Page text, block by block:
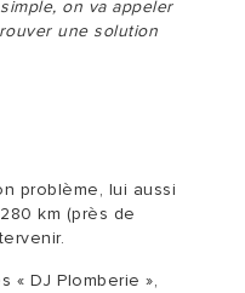
on va appeler
une solution
problème, lui aussi
km (près de
« DJ Plomberie »,